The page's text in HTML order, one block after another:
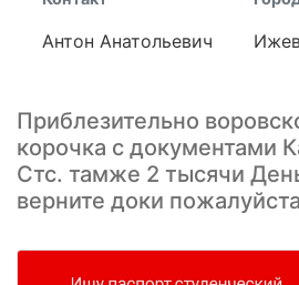
Антон Анатольевич
Приблезительно
корочка с документами
Стс. тамже 2 тысячи
верните доки пожалуйста